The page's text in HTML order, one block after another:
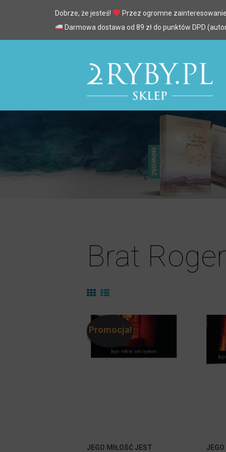
Dobrze, że jesteś! Przez ogromne
Darmowa dostawa od 89 zł do punktów DPD
Brat
Promocja!
JEGO MIŁOŚĆ JEST